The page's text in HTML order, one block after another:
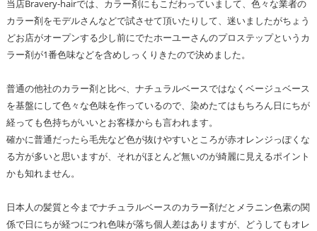
当店Bravery-hairでは、カラー剤にもこだわっていまして、色々な業者の
カラー剤をモデルさんなどで試させて頂いたりして、迷いましたがちょう
どお店がオープンする少し前にでたホーユーさんのプロステップというカ
ラー剤が1番色味などを含めしっくりきたので決めました。
普通の他社のカラー剤と比べ、ナチュラルベースではなくベージュベース
を基盤にして色々な色味を作っているので、染めたてはもちろん日にちが
経っても色持ちがいいとお客様からも言われます。
確かに普通だったら毛先など色が抜けやすいところが赤オレンジっぽくな
る方が多いと思いますが、それがほとんど無いのが綺麗に見えるポイント
かも知れません。
日本人の髪質と今までナチュラルベースのカラー剤だとメラニン色素の関
係で日にちが経つにつれ色味が落ち個人差はありますが、どうしてもオレ